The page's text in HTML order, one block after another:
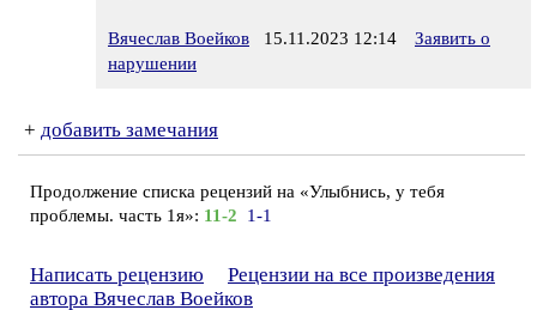
Вячеслав Воейков 15.11.2023 12:14
Заявить о
нарушении
+ добавить замечания
Продолжение списка рецензий на «Улыбнись, у тебя
проблемы. часть 1я»: 11-2 1-1
Написать рецензию
Рецензии на все произведения
автора Вячеслав Воейков